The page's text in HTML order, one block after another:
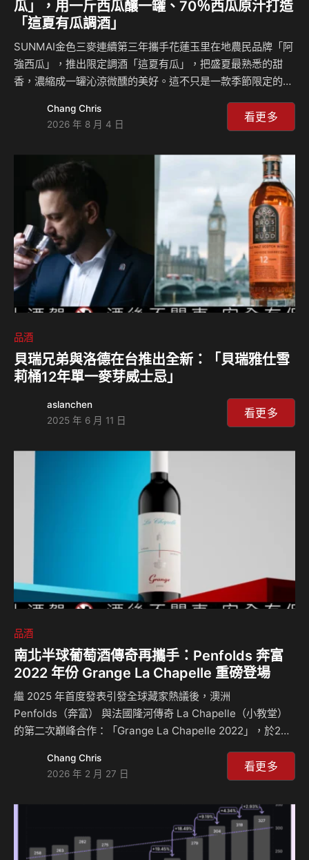
瓜」，用一斤西瓜釀一罐、70％西瓜原汁打造
「這夏有瓜調酒」
SUNMAI金色三麥連續第三年攜手花蓮玉里在地農民品牌「阿
強西瓜」，推出限定調酒「這夏有瓜」，把盛夏最熟悉的甜
香，濃縮成一罐沁涼微醺的美好。這不只是一款季節限定的的
秉持著「今天喝好一點」的理念，SUNMAI金色三麥相信，一
瓶好酒的起點，來自於一片用心栽種的土地；並以一斤西瓜釀
存。今年更擴大鋪貨規模，8月5日起，SUNMAI金色三麥「這
夏有瓜調酒」於全台全家便利商店及LOPIA樂比亞陸續上架，
讓來自花蓮玉里的清甜滋味，不只停留在瓜田間，而是從產地
走向餐桌、酒桌，也走進更多人的夏日生活。每罐…
Chang Chris
2026 年 8 月 4 日
看更多
品酒
貝瑞兄弟與洛德在台推出全新：「貝瑞雅仕雪
莉桶12年單一麥芽威士忌」
aslanchen
2025 年 6 月 11 日
看更多
品酒
南北半球葡萄酒傳奇再攜手：Penfolds 奔富
2022 年份 Grange La Chapelle 重磅登場
繼 2025 年首度發表引發全球藏家熱議後，澳洲
Penfolds（奔富） 與法國隆河傳奇 La Chapelle（小教堂）
的第二次巔峰合作：「Grange La Chapelle 2022」，於2月
合了南澳葛蘭許（Grange）的狂野與艾米達吉
（Hermitage）細膩優雅的頂級佳釀，再次定義了跨國界混釀
「Grange La Chapelle 2022」象徵著兩位頂尖釀酒師 ——
奔富首席釀酒師 Peter Gago 與 La Chapelle 莊主 Caroline
Fre…
Chang Chris
2026 年 2 月 27 日
看更多